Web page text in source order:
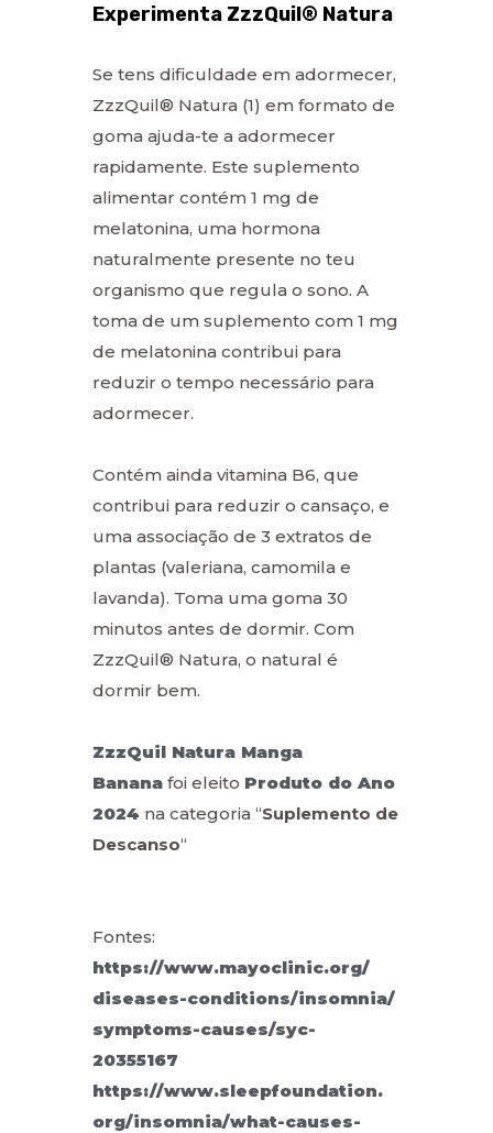
Experimenta ZzzQuil® Natura
Se tens dificuldade em adormecer,
ZzzQuil® Natura (1) em formato de
goma ajuda-te a adormecer
rapidamente. Este suplemento
alimentar contém 1 mg de
melatonina, uma hormona
naturalmente presente no teu
organismo que regula o sono. A
toma de um suplemento com 1 mg
de melatonina contribui para
reduzir o tempo necessário para
adormecer.
Contém ainda vitamina B6, que
contribui para reduzir o cansaço, e
uma associação de 3 extratos de
plantas (valeriana, camomila e
lavanda). Toma uma goma 30
minutos antes de dormir. Com
ZzzQuil® Natura, o natural é
dormir bem.
ZzzQuil Natura Manga
Banana foi eleito Produto do Ano
2024 na categoria “Suplemento de
Descanso“
Fontes:
https://www.mayoclinic.org/
diseases-conditions/insomnia/
symptoms-causes/syc-
20355167
https://www.sleepfoundation.
org/insomnia/what-causes-